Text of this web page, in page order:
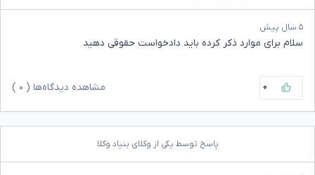
۵ سال پیش
سلام برای موارد ذکر کرده باید دادخواست حقوقی دهید
۰ مشاهده دیدگاه‌ها ( ۰
پاسخ توسط یکی از وکلای بنیاد وکلا